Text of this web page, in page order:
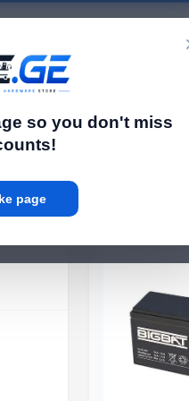
so you don't miss
page
Catalog